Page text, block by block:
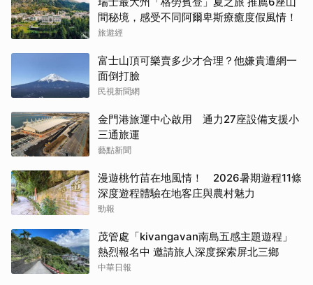
間秘境，感受不同阿爾卑斯療癒度假風情！
旅遊經
富士山頂可樂賣多少才合理？他嫌貴遭網一
面倒打臉
民視新聞網
金門港旅運中心啟用 通力27座設備支援小
三通旅運
藝點新聞
漫遊桃竹苗在地風情！ 2026暑期遊程11條
深度遊程體驗在地客庄與農村魅力
勁報
茂管處「kivangavan南島五感主題遊程」
熱烈報名中 邀請旅人深度探索屏北三鄉
中華日報